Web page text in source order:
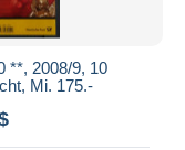
**, 2008/9, 10
Mi. 175.-